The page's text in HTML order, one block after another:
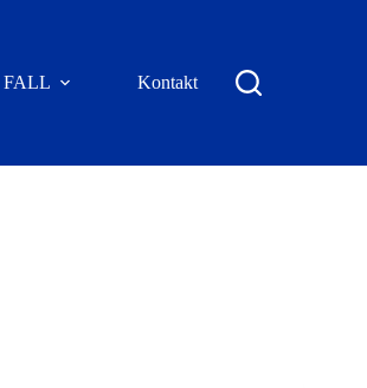
FALL Kontakt